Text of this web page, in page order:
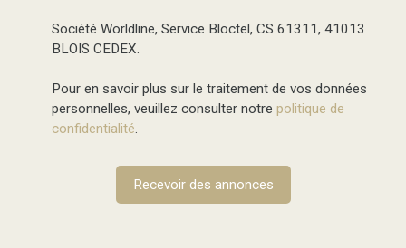
Société Worldline, Service Bloctel, CS 61311, 41013
BLOIS CEDEX.
Pour en savoir plus sur le traitement de vos données
personnelles, veuillez consulter notre politique de
confidentialité.
Recevoir des annonces